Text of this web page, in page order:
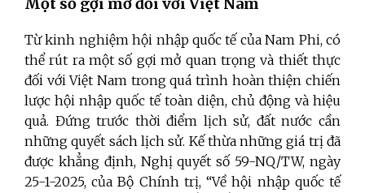
Một số gợi mở đối với Việt Nam
Từ kinh nghiệm hội nhập quốc tế của Nam Phi, có
thể rút ra một số gợi mở quan trọng và thiết thực
đối với Việt Nam trong quá trình hoàn thiện chiến
lược hội nhập quốc tế toàn diện, chủ động và hiệu
quả. Đứng trước thời điểm lịch sử, đất nước cần
những quyết sách lịch sử. Kế thừa những giá trị đã
được khẳng định, Nghị quyết số 59-NQ/TW, ngày
25-1-2025, của Bộ Chính trị, “Về hội nhập quốc tế